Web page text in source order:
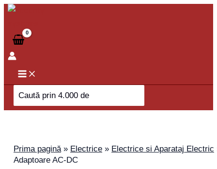
Skip
content
Search
for:
Prima pagină» Electrice » Electrice si Aparataj Electric
Adaptoare AC-DC